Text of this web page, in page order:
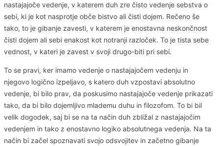
nastajajoče vedenje, v katerem duh zre čisto vedenje sebstva o
sebi, ki je kot nasprotje obče bistvo ali čisti dojem. Rečeno še
tako, to je gibanje zavesti, v katerem je enostavna neskončnost
čisti dojem ali sebi enakost kot notranji razloček. To je tista sebe
vednost, v kateri je zavest v svoji drugo-biti pri sebi.
To se pravi, ker imamo vedenje o nastajajočem vedenju in
njegovo logično izpeljavo, s katero duh vzpostavi absolutno
vedenje, bi bilo prav, da poskusimo nastajajoče vedenje prikazati
tako, da bi bilo dojemljivo mlademu duhu in filozofom. To bi bil
velik dogodek, saj bi se na ta način duh zbližal z nastajajočim
vedenjem in tako z enostavno logiko absolutnega vedenja. Na ta
način bi začel spoznavati svojo odsvojitev in začetno gibanje